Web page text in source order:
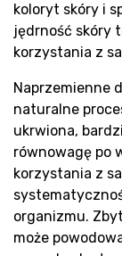
koloryt skóry i
jędrność skóry
korzystania z
Naprzemienne
naturalne
ukrwiona,
równowagę po
korzystania z
organizmu.
może